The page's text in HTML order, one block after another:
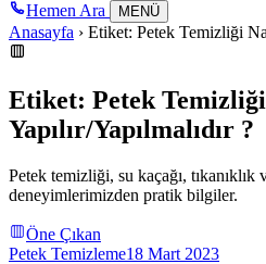
Hemen Ara MENÜ
Anasayfa › Etiket: Petek Temizliği
Etiket: Petek Temizliği
Yapılır/Yapılmalıdır ?
Petek temizliği, su kaçağı, tıkanıklık
deneyimlerimizden pratik bilgiler.
Öne Çıkan
Petek Temizleme18 Mart 2023